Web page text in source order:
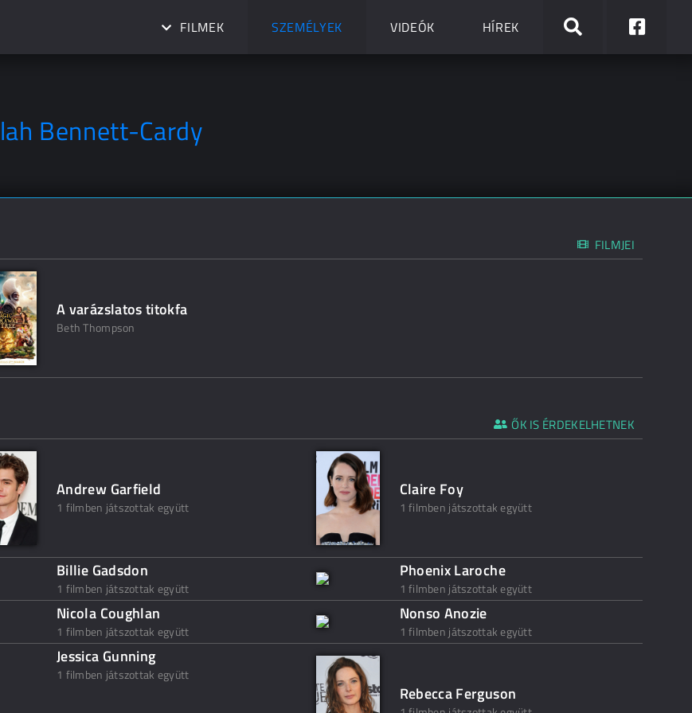
FILMEK SZEMÉLYEK VIDEÓK HÍREK
Bennett-Cardy
FILMJEI
A varázslatos titokfa
Beth Thompson
ŐK IS ÉRDEKELHETNEK
Andrew Garfield
1 filmben játszottak együtt
Claire Foy
1 filmben játszottak együtt
Billie Gadsdon
1 filmben játszottak együtt
Phoenix Laroche
1 filmben játszottak együtt
Nicola Coughlan
1 filmben játszottak együtt
Nonso Anozie
1 filmben játszottak együtt
Jessica Gunning
1 filmben játszottak együtt
Rebecca Ferguson